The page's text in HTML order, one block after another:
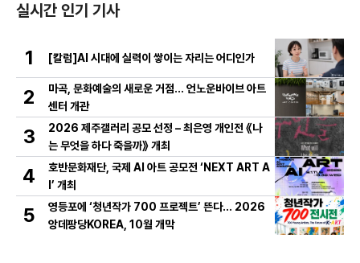
실시간 인기 기사
1 [칼럼]AI 시대에 실력이 쌓이는 자리는 어디인가
2
마곡, 문화예술의 새로운 거점… 언노운바이브 아트
센터 개관
3
2026 제주갤러리 공모 선정 – 최은영 개인전 《나
는 무엇을 하다 죽을까》 개최
4
호반문화재단, 국제 AI 아트 공모전 ‘NEXT ART A
I’ 개최
5
영등포에 ‘청년작가 700 프로젝트’ 뜬다… 2026
앙데팡당KOREA, 10월 개막